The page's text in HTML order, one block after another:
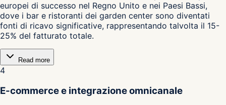
europei di successo nel Regno Unito e nei Paesi Bassi,
dove i bar e ristoranti dei garden center sono diventati
fonti di ricavo significative, rappresentando talvolta il 15-
25% del fatturato totale.
Read more
4
E-commerce e integrazione omnicanale